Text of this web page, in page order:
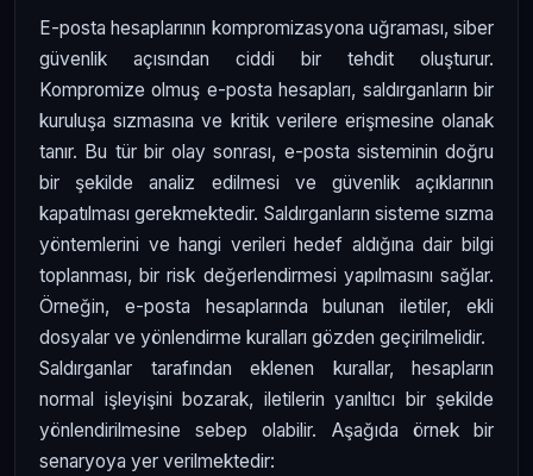
E-posta hesaplarının kompromizasyona uğraması, siber
güvenlik açısından ciddi bir tehdit oluşturur.
Kompromize olmuş e-posta hesapları, saldırganların bir
kuruluşa sızmasına ve kritik verilere erişmesine olanak
tanır. Bu tür bir olay sonrası, e-posta sisteminin doğru
bir şekilde analiz edilmesi ve güvenlik açıklarının
kapatılması gerekmektedir. Saldırganların sisteme sızma
yöntemlerini ve hangi verileri hedef aldığına dair bilgi
toplanması, bir risk değerlendirmesi yapılmasını sağlar.
Örneğin, e-posta hesaplarında bulunan iletiler, ekli
dosyalar ve yönlendirme kuralları gözden geçirilmelidir.
Saldırganlar tarafından eklenen kurallar, hesapların
normal işleyişini bozarak, iletilerin yanıltıcı bir şekilde
yönlendirilmesine sebep olabilir. Aşağıda örnek bir
senaryoya yer verilmektedir: